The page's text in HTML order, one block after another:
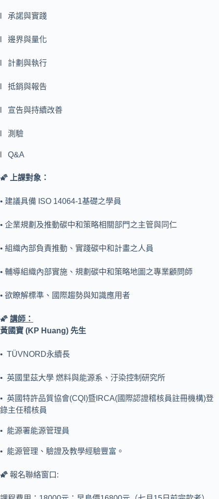
l 承諾與實踐
l 邊界與量化
l 計劃與執行
l 抵銷與報告
l 宣告與持續改善
l 測驗
l Q&A
🌠 上課對象：
• 建議具備 ISO 14064-1基礎之學員
• 企業規劃及推動碳中和策略相關部門之主管與同仁
• 組織內部負責推動、實踐碳中和計畫之人員
• 輔導組織內部實施、規劃碳中和策略地圖之專業顧問師
• 欲瞭解標準、國際趨勢與知識應用者
🌠 講師：
黃國寶 (KP Huang) 先生
• TÜVNORD永續長
• 英國里茲大學 燃料與能源系、汙染控制研究所
• 英國特許品質協會(CQI)暨IRCA(國際認證稽核員註冊機構)登
錄主任稽核員
• 能源署能源管理員
• 能源管理、驗證及教學經驗豐富。
🌠 報名聯絡窗口: